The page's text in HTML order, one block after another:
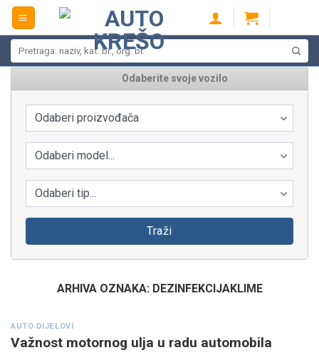
Skip
content
Odaberite svoje vozilo
Odaberi proizvođača
Odaberi model...
Odaberi tip...
Traži
ARHIVA OZNAKA: DEZINFEKCIJAKLIME
AUTO DIJELOVI
Važnost motornog ulja u radu automobila